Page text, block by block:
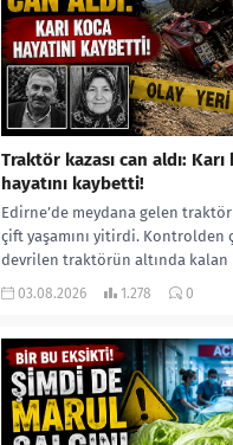
Traktör kazası can aldı: Karı
hayatını kaybetti!
Edirne’de meydana gelen
çift yaşamını yitirdi. Kontrolden
devrilen traktörün altında kalan
ile eşi Fatma...
03.08.2026 1.278 0